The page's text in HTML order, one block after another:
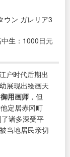
ウン ガレリア3
生：1000日元
户时代后期出
展现出绘画天
御用画师 ，但
定居赤冈町
了诸多深受平
当地居民亲切